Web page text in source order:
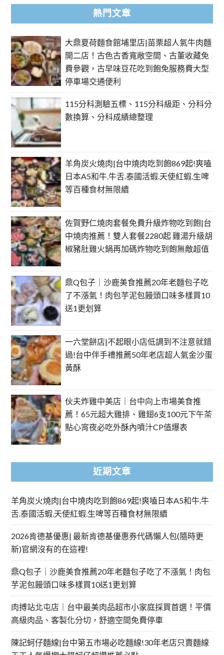
熱門文章
大鼎夏荷麵食館埔里店|苗栗超人氣牛肉麵
開二店！古色古香寬敞空間、古董收藏免
費參觀，古早味豆花吃到飽免服務費大型
停車場交通便利
115分科測驗五標、115分科級距、分科分
數換算、分科成績總整理
羊角炭火燒肉|台中燒肉吃到飽869起!爽嗑
日本A5和牛.牛舌.泰國活蝦.天使紅蝦.生啤
等百種食材無限續
佐賀野仁燒肉套餐免費升級炸物吃到飽|台
中燒肉推薦！雙人套餐2280起 雞湯升級胡
椒豬肚雞火鍋再加碼炸物吃到飽無敵超值
鼎Q包子｜沙鹿美食推薦20年老麵包子吃
了不漲氣！肉包芋泥包饅頭口味多樣買10
送1更划算
一六堂餅店|不起眼小店低調到不注意就錯
過!台中伴手禮推薦50年老店超人氣金沙蛋
黃酥
伙夫炸雞中美店｜台中向上市場美食推
薦！65元超大雞排、雞翅6支100元下午茶
點心宵夜必吃外酥內噴汁CP值爆表
近期文章
羊角炭火燒肉|台中燒肉吃到飽869起!爽嗑日本A5和牛.牛
舌.泰國活蝦.天使紅蝦.生啤等百種食材無限續
2026肯德基優惠| 最新肯德基優惠券代碼懶人包(隨時更
新)官網沒有的在這裡!
鼎Q包子｜沙鹿美食推薦20年老麵包子吃了不漲氣！肉包
芋泥包饅頭口味多樣買10送1更划算
肉搏站北屯店｜台中最美肉品超市小家庭採買首選！平價
高級肉品、客製化分切，舒適空間免費停車
陳記蚵仔麵線|台中第五市場必吃麵線!30年老店只賣麵線